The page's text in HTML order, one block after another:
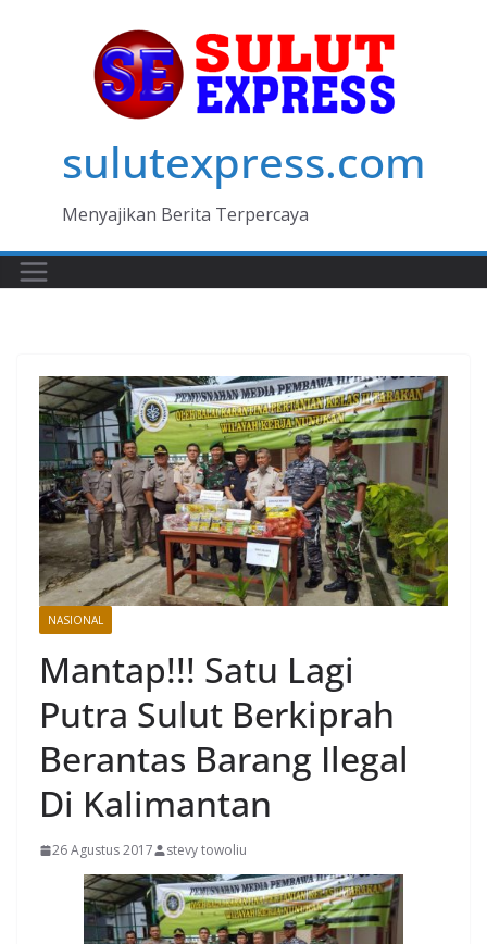
sulutexpress.com
Menyajikan Berita Terpercaya
NASIONAL
Mantap!!! Satu Lagi
Putra Sulut Berkiprah
Berantas Barang Ilegal
Di Kalimantan
26 Agustus 2017 stevy towoliu